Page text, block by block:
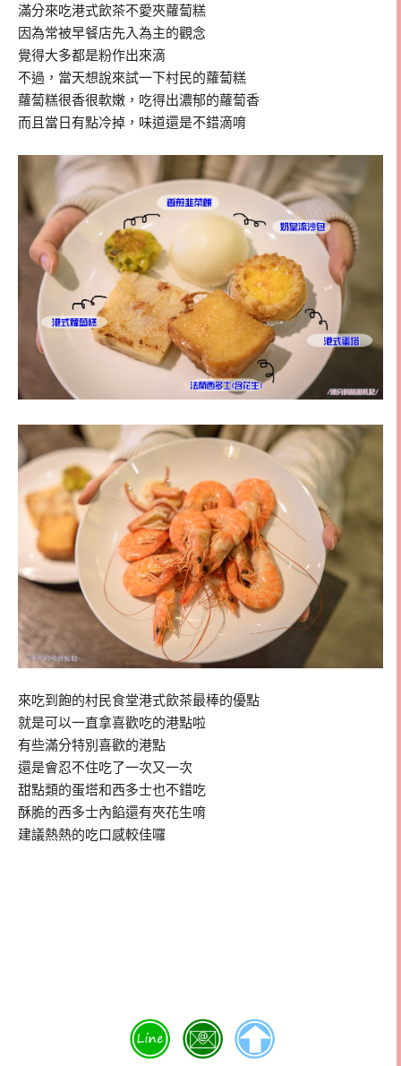
滿分來吃港式飲茶不愛夾蘿蔔糕
因為常被早餐店先入為主的觀念
覺得大多都是粉作出來滴
不過，當天想說來試一下村民的蘿蔔糕
蘿蔔糕很香很軟嫩，吃得出濃郁的蘿蔔香
而且當日有點冷掉，味道還是不錯滴唷
來吃到飽的村民食堂港式飲茶最棒的優點
就是可以一直拿喜歡吃的港點啦
有些滿分特別喜歡的港點
還是會忍不住吃了一次又一次
甜點類的蛋塔和西多士也不錯吃
酥脆的西多士內餡還有夾花生唷
建議熱熱的吃口感較佳囉